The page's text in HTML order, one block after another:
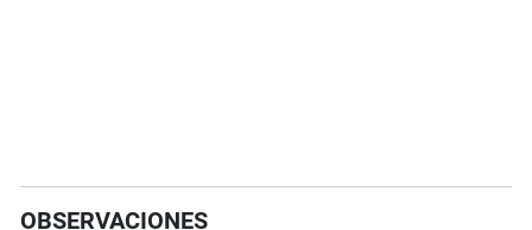
OBSERVACIONES